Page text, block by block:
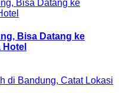
Bisa Datang ke